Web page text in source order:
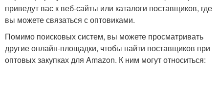
приведут вас к веб-сайты или каталоги поставщиков, где
вы можете связаться с оптовиками.
Помимо поисковых систем, вы можете просматривать
другие онлайн-площадки, чтобы найти поставщиков при
оптовых закупках для Amazon. К ним могут относиться: